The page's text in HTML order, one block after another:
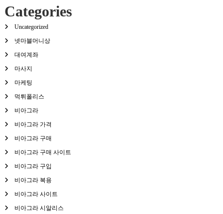
Categories
Uncategorized
넷마블머니상
대여계좌
마사지
마케팅
먹튀폴리스
비아그라
비아그라 가격
비아그라 구매
비아그라 구매 사이트
비아그라 구입
비아그라 복용
비아그라 사이트
비아그라 시알리스